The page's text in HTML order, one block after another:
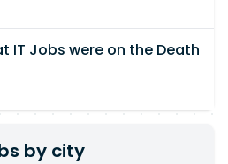
IT Jobs were on the Death
by city